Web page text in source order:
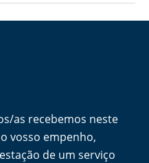
as recebemos neste
vosso empenho,
de um serviço